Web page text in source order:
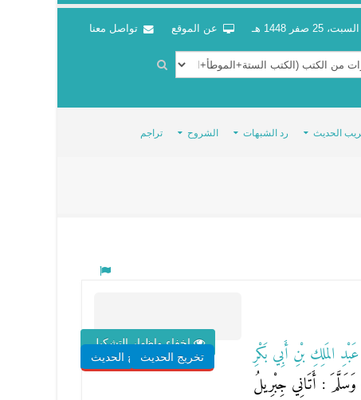
السبت، 25 صفر 1448 هـ عن الموقع تواصل معنا
الحديث رد الشبهات الشروح تراجم
عَبْدِ المَلِكِ بْنِ أَبِي بَكْرِ
: أَتَانِي جِبْرِيلُ
اخفاء واظهار التشكيل
تخريج الحديثشروح الحديث